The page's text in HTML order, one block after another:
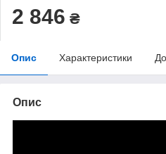
2 846 ₴
Опис Характеристики
Опис